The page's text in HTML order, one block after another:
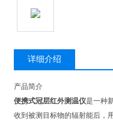
详细介绍
产品简介
便携式冠层红外测温仪是一种
收到被测目标物的辐射能后，